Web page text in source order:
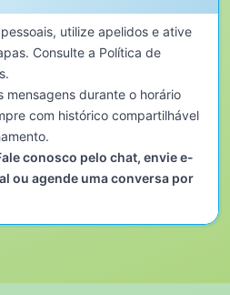
utilize apelidos e ative
Consulte a Política de
mensagens durante o horário
com histórico compartilhável
conosco pelo chat, envie e-
ou agende uma conversa por